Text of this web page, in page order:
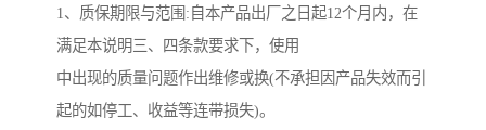
1、质保期限与范围: 自本产品出厂之日起12个月内，在
满足本说明三、四条款要求下，使用
中出现的质量问题作出维修或换(不承担因产品失效而引
起的如停工、收益等连带损失)。